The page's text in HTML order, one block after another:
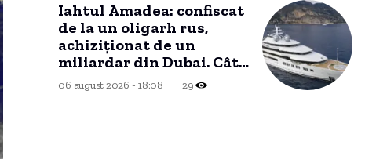
Iahtul Amadea: confiscat
de la un oligarh rus,
achiziționat de un
miliardar din Dubai. Cât
a plătit și ce
intenționează să facă cu
06 august 2026 - 18:08 29